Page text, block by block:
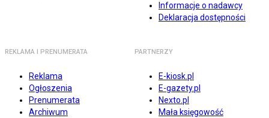
Informacje o nadawcy
Deklaracja dostępności
REKLAMA I PRENUMERATA
Reklama
Ogłoszenia
Prenumerata
Archiwum
PARTNERZY
E-kiosk.pl
E-gazety.pl
Nexto.pl
Mała księgowość